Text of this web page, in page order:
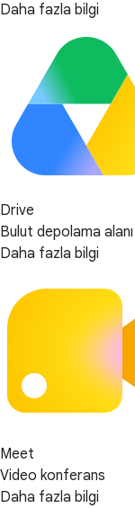
Daha fazla bilgi
Drive
Bulut depolama alanı
Daha fazla bilgi
Meet
Video konferans
Daha fazla bilgi